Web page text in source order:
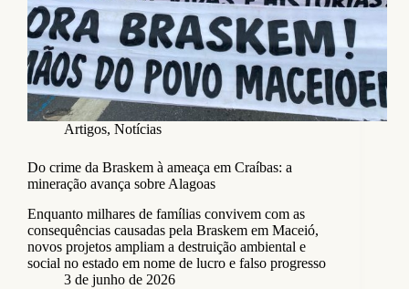
Artigos, Notícias
Do crime da Braskem à ameaça em Craíbas: a
mineração avança sobre Alagoas
Enquanto milhares de famílias convivem com as
consequências causadas pela Braskem em Maceió,
novos projetos ampliam a destruição ambiental e
social no estado em nome de lucro e falso progresso
3 de junho de 2026